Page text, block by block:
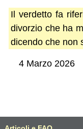
Il verdetto fa
divorzio che ha
dicendo che non
4 Marzo 2026